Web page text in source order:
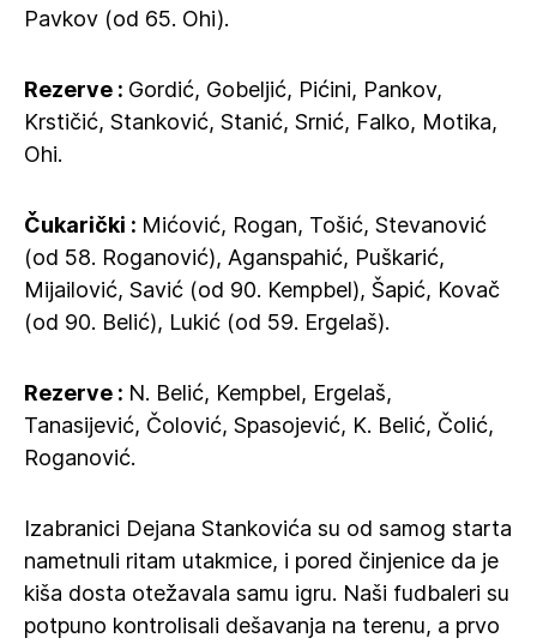
Pavkov (od 65. Ohi).
Rezerve : Gordić, Gobeljić, Pićini, Pankov,
Krstičić, Stanković, Stanić, Srnić, Falko, Motika,
Ohi.
Čukarički : Mićović, Rogan, Tošić, Stevanović
(od 58. Roganović), Aganspahić, Puškarić,
Mijailović, Savić (od 90. Kempbel), Šapić, Kovač
(od 90. Belić), Lukić (od 59. Ergelaš).
Rezerve : N. Belić, Kempbel, Ergelaš,
Tanasijević, Čolović, Spasojević, K. Belić, Čolić,
Roganović.
Izabranici Dejana Stankovića su od samog starta
nametnuli ritam utakmice, i pored činjenice da je
kiša dosta otežavala samu igru. Naši fudbaleri su
potpuno kontrolisali dešavanja na terenu, a prvo